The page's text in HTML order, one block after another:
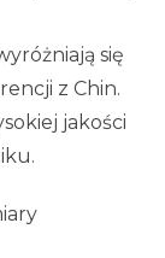
się
z Chin.
jakości